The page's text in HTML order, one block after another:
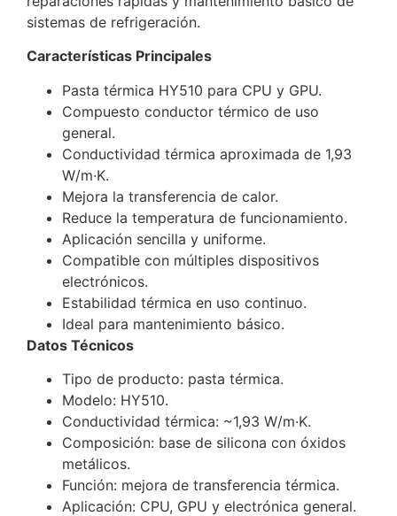
sistemas de refrigeración.
Características Principales
Pasta térmica HY510 para CPU y GPU.
Compuesto conductor térmico de uso
general.
Conductividad térmica aproximada de 1,93
W/m·K.
Mejora la transferencia de calor.
Reduce la temperatura de funcionamiento.
Aplicación sencilla y uniforme.
Compatible con múltiples dispositivos
electrónicos.
Estabilidad térmica en uso continuo.
Ideal para mantenimiento básico.
Datos Técnicos
Tipo de producto: pasta térmica.
Modelo: HY510.
Conductividad térmica: ~1,93 W/m·K.
Composición: base de silicona con óxidos
metálicos.
Función: mejora de transferencia térmica.
Aplicación: CPU, GPU y electrónica general.